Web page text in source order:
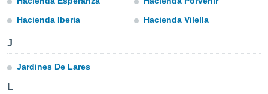
basada
permite
seguir
ACEPTAR
Hacienda Iberia
Hacienda Vilella
J
Jardines De Lares
L